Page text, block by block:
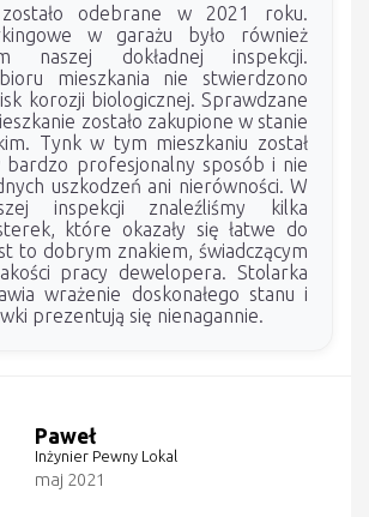
zostało odebrane w 2021 roku.
w garażu było również
naszej dokładnej inspekcji.
mieszkania nie stwierdzono
korozji biologicznej. Sprawdzane
zostało zakupione w stanie
Tynk w tym mieszkaniu został
bardzo profesjonalny sposób i nie
uszkodzeń ani nierówności. W
inspekcji znaleźliśmy kilka
które okazały się łatwe do
to dobrym znakiem, świadczącym
pracy dewelopera. Stolarka
wrażenie doskonałego stanu i
prezentują się nienagannie.
Paweł
Inżynier Pewny Lokal
maj 2021